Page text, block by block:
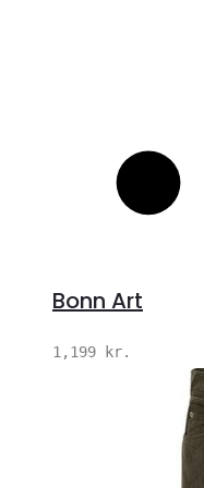
Bonn Art
1,199 kr.